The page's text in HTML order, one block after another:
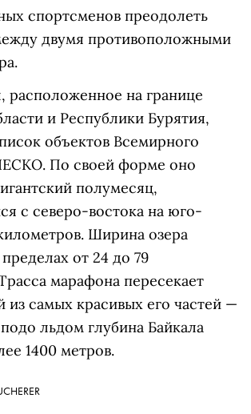
спортсменов преодолеть
двумя противоположными
расположенное на границе
и Республики Бурятия,
объектов Всемирного
По своей форме оно
полумесяц,
с северо-востока на юго-
Ширина озера
от 24 до 79
марафона пересекает
из самых красивых его частей —
льдом глубина Байкала
1400 метров.